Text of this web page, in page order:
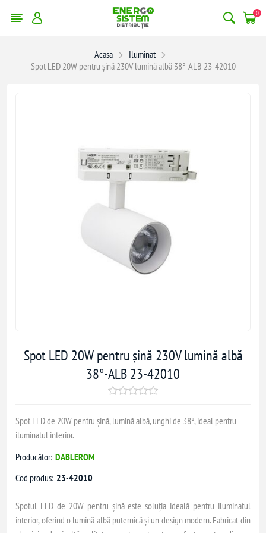
0
Acasa
Iluminat
Spot LED 20W pentru șină 230V lumină albă 38°-ALB 23-42010
Spot LED 20W pentru șină 230V lumină albă
38°-ALB 23-42010
Spot LED de 20W pentru șină, lumină albă, unghi de 38°, ideal pentru
iluminatul interior.
Producător: DABLEROM
Cod produs: 23-42010
Spotul LED de 20W pentru șină este soluția ideală pentru iluminatul
interior, oferind o lumină albă puternică și un design modern. Fabricat din